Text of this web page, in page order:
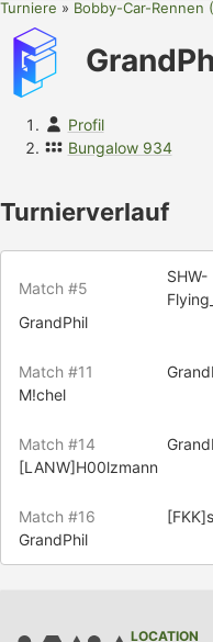
Turniere Bobby-Car-Rennen
Profil
Bungalow 934
Turnierverlauf
Match #5
SHW-
GrandPhil
Match #11
M!chel
Match #14
[LANW]H00lzmann
Match #16
GrandPhil
LOCATION